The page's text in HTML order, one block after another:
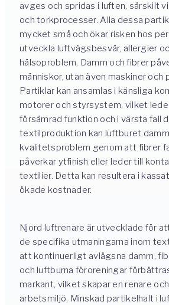
avges och spridas i luften, särskilt
och torkprocesser. Alla dessa
mycket små och ökar risken hos
utveckla luftvägsbesvär, allergier
hälsoproblem. Damm och fibrer
människor, utan även maskiner och
Partiklar kan ansamlas i känsliga
motorer och styrsystem, vilket
försämrad funktion och i värsta fall
textilproduktion kan luftburet
kvalitetsproblem genom att fibrer
påverkar ytfinish eller leder till
textilier. Detta kan resultera i
ökade kostnader.
Njord luftrenare är utvecklade för
de specifika utmaningarna inom
att kontinuerligt avlägsna damm,
och luftburna föroreningar
markant, vilket skapar en renare
arbetsmiljö. Minskad partikelhalt i